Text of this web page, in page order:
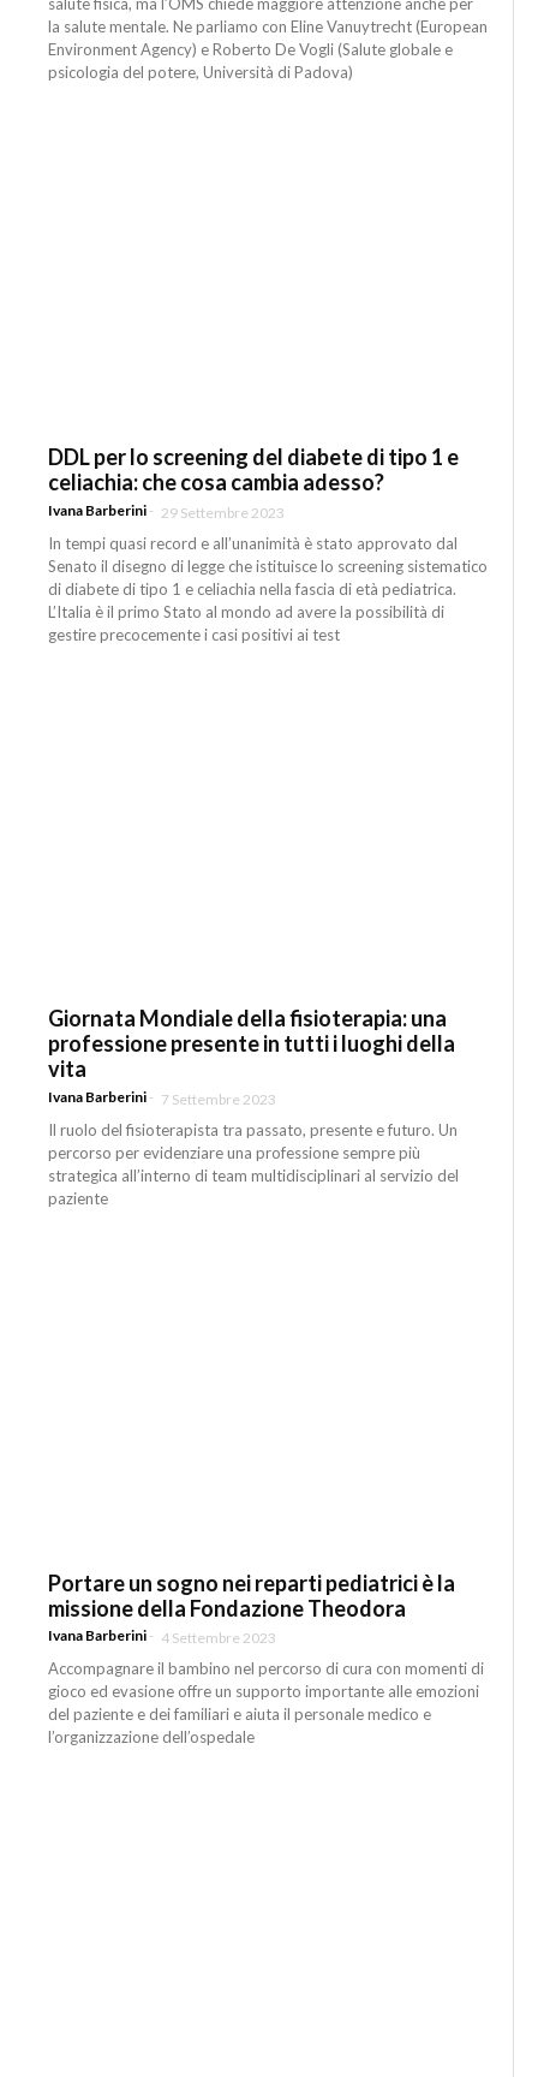
salute fisica, ma l’OMS chiede maggiore attenzione anche per
la salute mentale. Ne parliamo con Eline Vanuytrecht (European
Environment Agency) e Roberto De Vogli (Salute globale e
psicologia del potere, Università di Padova)
DDL per lo screening del diabete di tipo 1 e
celiachia: che cosa cambia adesso?
Ivana Barberini - 29 Settembre 2023
In tempi quasi record e all’unanimità è stato approvato dal
Senato il disegno di legge che istituisce lo screening sistematico
di diabete di tipo 1 e celiachia nella fascia di età pediatrica.
L’Italia è il primo Stato al mondo ad avere la possibilità di
gestire precocemente i casi positivi ai test
Giornata Mondiale della fisioterapia: una
professione presente in tutti i luoghi della
vita
Ivana Barberini - 7 Settembre 2023
Il ruolo del fisioterapista tra passato, presente e futuro. Un
percorso per evidenziare una professione sempre più
strategica all’interno di team multidisciplinari al servizio del
paziente
Portare un sogno nei reparti pediatrici è la
missione della Fondazione Theodora
Ivana Barberini - 4 Settembre 2023
Accompagnare il bambino nel percorso di cura con momenti di
gioco ed evasione offre un supporto importante alle emozioni
del paziente e dei familiari e aiuta il personale medico e
l’organizzazione dell’ospedale